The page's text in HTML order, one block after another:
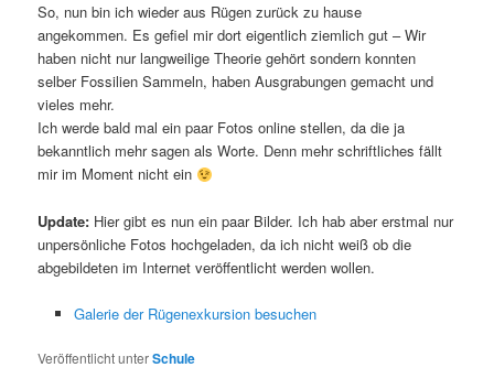
So, nun bin ich wieder aus Rügen zurück zu hause
angekommen. Es gefiel mir dort eigentlich ziemlich gut – Wir
haben nicht nur langweilige Theorie gehört sondern konnten
selber Fossilien Sammeln, haben Ausgrabungen gemacht und
vieles mehr.
Ich werde bald mal ein paar Fotos online stellen, da die ja
bekanntlich mehr sagen als Worte. Denn mehr schriftliches fällt
mir im Moment nicht ein
Update: Hier gibt es nun ein paar Bilder. Ich hab aber erstmal nur
unpersönliche Fotos hochgeladen, da ich nicht weiß ob die
abgebildeten im Internet veröffentlicht werden wollen.
Galerie der Rügenexkursion besuchen
Veröffentlicht unterSchule